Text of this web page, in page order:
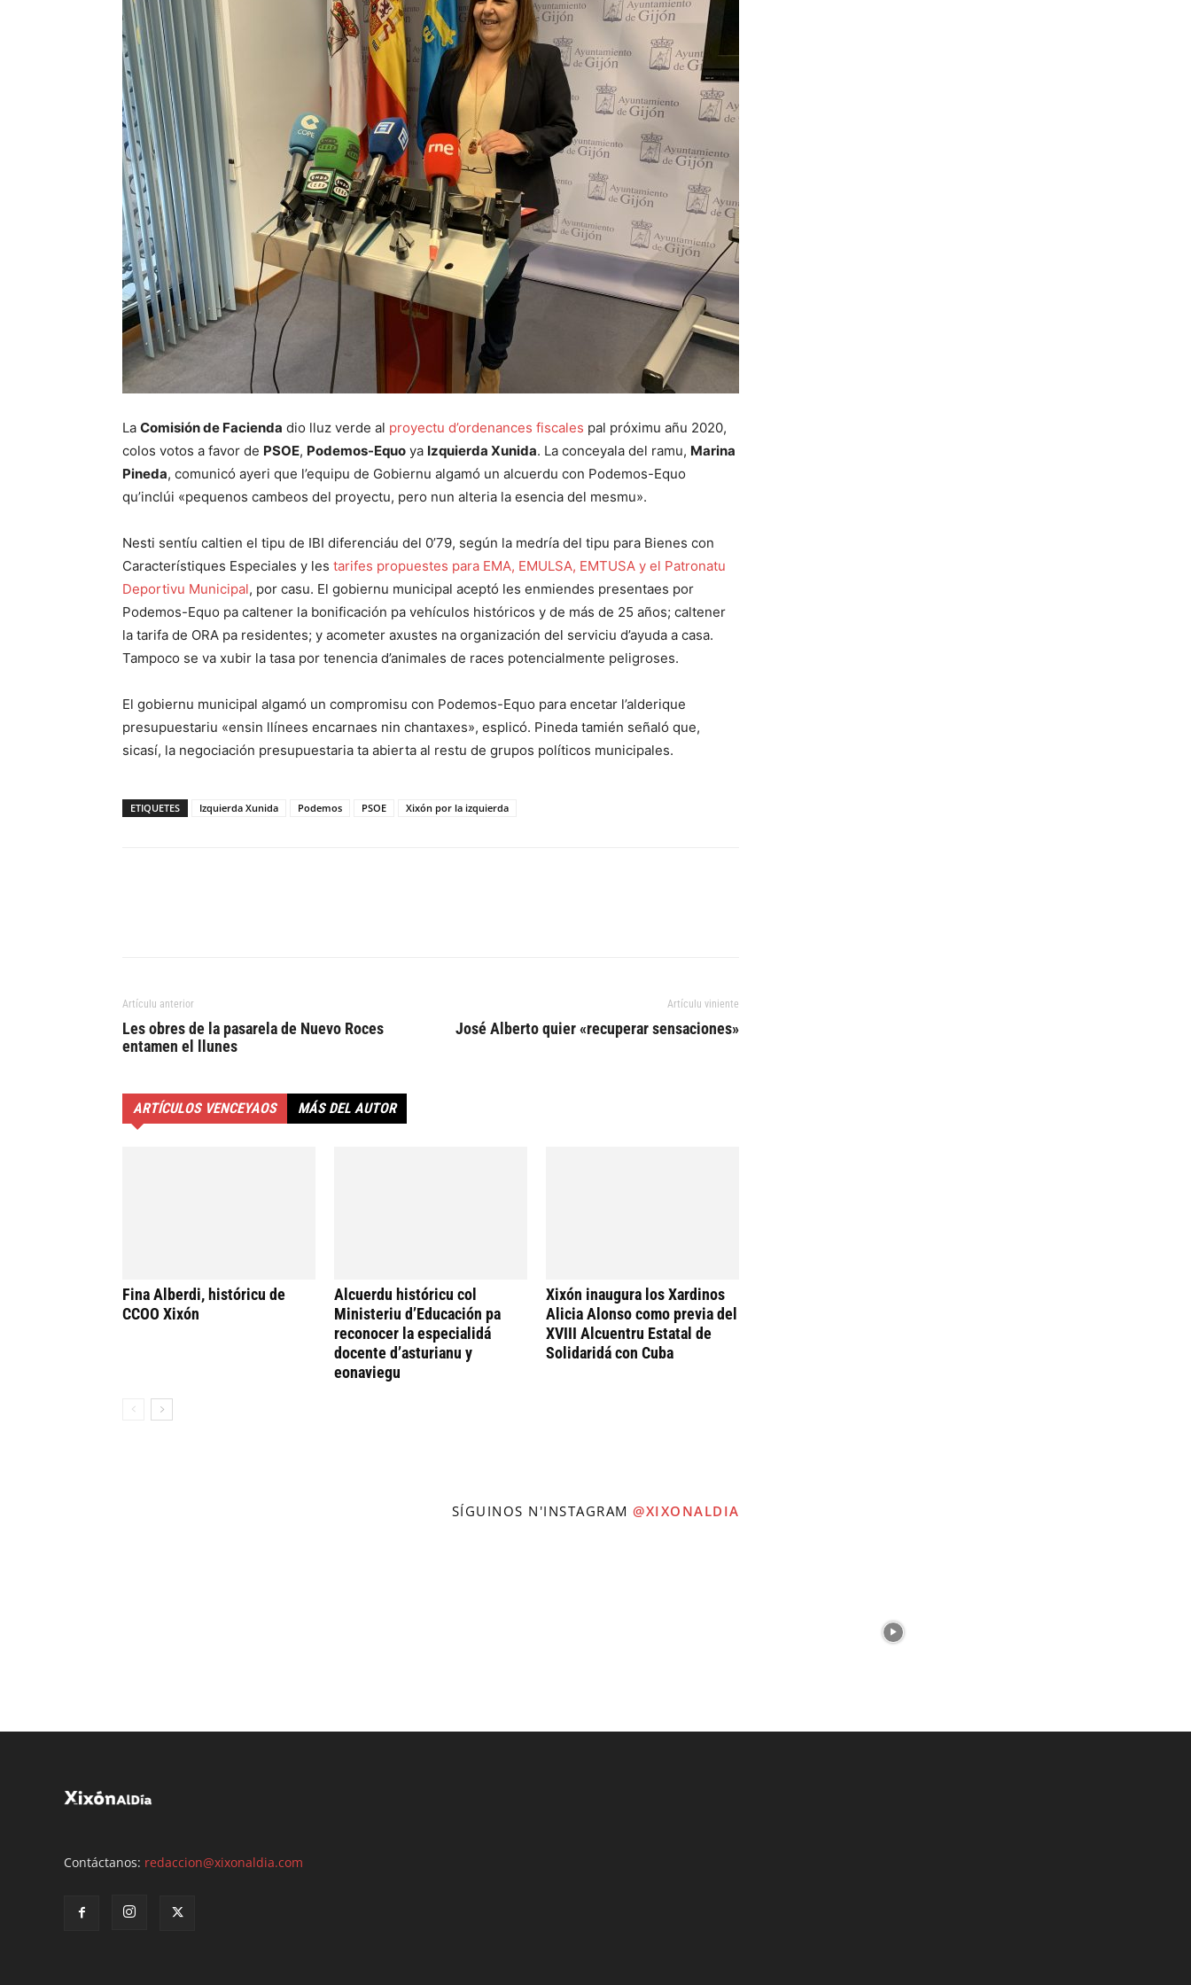
La Comisión de Facienda dio lluz verde al proyectu d’ordenances fiscales pal próximu añu 2020,
colos votos a favor de PSOE, Podemos-Equo ya Izquierda Xunida. La conceyala del ramu, Marina
Pineda, comunicó ayeri que l’equipu de Gobiernu algamó un alcuerdu con Podemos-Equo
qu’inclúi «pequenos cambeos del proyectu, pero nun alteria la esencia del mesmu».
Nesti sentíu caltien el tipu de IBI diferenciáu del 0’79, según la medría del tipu para Bienes con
Característiques Especiales y les tarifes propuestes para EMA, EMULSA, EMTUSA y el Patronatu
Deportivu Municipal, por casu. El gobiernu municipal aceptó les enmiendes presentaes por
Podemos-Equo pa caltener la bonificación pa vehículos históricos y de más de 25 años; caltener
la tarifa de ORA pa residentes; y acometer axustes na organización del serviciu d’ayuda a casa.
Tampoco se va xubir la tasa por tenencia d’animales de races potencialmente peligroses.
El gobiernu municipal algamó un compromisu con Podemos-Equo para encetar l’alderique
presupuestariu «ensin llínees encarnaes nin chantaxes», esplicó. Pineda tamién señaló que,
sicasí, la negociación presupuestaria ta abierta al restu de grupos políticos municipales.
ETIQUETES Izquierda Xunida Podemos PSOE Xixón por la izquierda
Artículu anterior
Les obres de la pasarela de Nuevo Roces
entamen el llunes
Artículu viniente
José Alberto quier «recuperar sensaciones»
ARTÍCULOS VENCEYAOS MÁS DEL AUTOR
Fina Alberdi, históricu de
CCOO Xixón
Alcuerdu históricu col
Ministeriu d’Educación pa
reconocer la especialidá
docente d’asturianu y
eonaviegu
Xixón inaugura los Xardinos
Alicia Alonso como previa del
XVIII Alcuentru Estatal de
Solidaridá con Cuba
SÍGUINOS N'INSTAGRAM @XIXONALDIA
Contáctanos: redaccion@xixonaldia.com